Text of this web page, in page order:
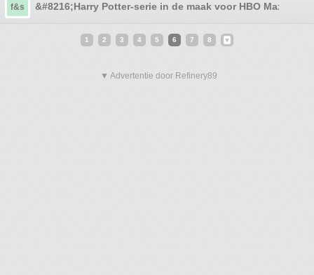
f&s &#8216;Harry Potter-serie in de maak voor HBO
1 2 3 4 5 6 7 8
▼ Advertentie door Refinery89